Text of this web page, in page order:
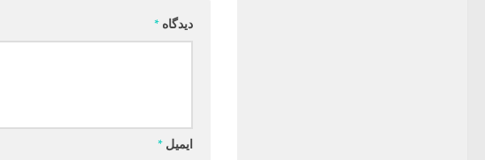
دیدگاه *
ایمیل *